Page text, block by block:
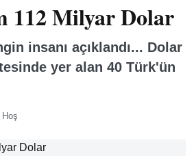
112 Milyar Dolar
insanı açıklandı... Dolar
yer alan 40 Türk'ün